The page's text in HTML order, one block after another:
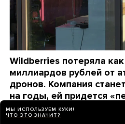
Wildberries потеряла
миллиардов рублей от
дронов. Компания
на годы, ей придется
себя заново», пишет The
МЫ ИСПОЛЬЗУЕМ КУКИ!
ЧТО ЭТО ЗНАЧИТ?